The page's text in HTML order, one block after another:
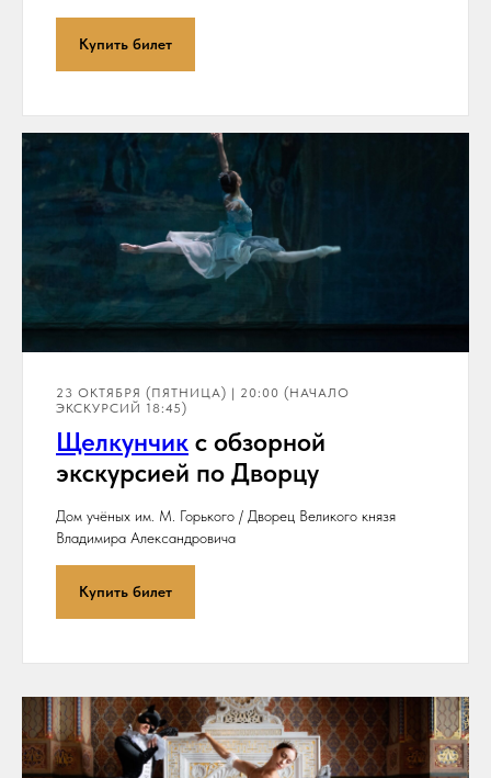
Купить билет
23 ОКТЯБРЯ (ПЯТНИЦА) | 20:00 (НАЧАЛО
ЭКСКУРСИЙ 18:45)
Щелкунчик с обзорной
экскурсией по Дворцу
Дом учёных им. М. Горького / Дворец Великого князя
Владимира Александровича
Купить билет